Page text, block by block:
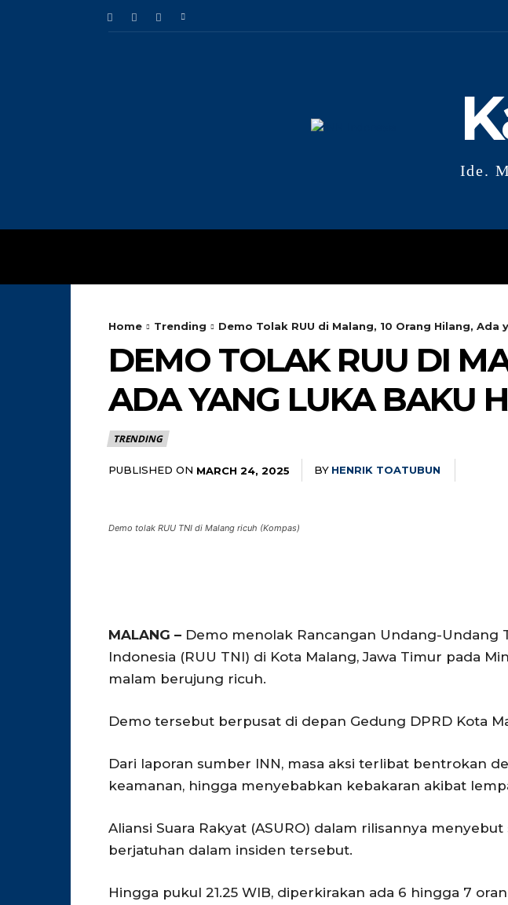
Ide.
Home Trending Demo Tolak RUU di Malang, 10 Orang Hilang, Ada
DEMO TOLAK RUU DI
ADA YANG LUKA BAKU
TRENDING
PUBLISHED ON MARCH 24, 2025 BY HENRIK TOATUBUN
Demo tolak RUU TNI di Malang ricuh (Kompas)
MALANG – Demo menolak Rancangan Undang-Undang
Indonesia (RUU TNI) di Kota Malang, Jawa Timur pada
malam berujung ricuh.
Demo tersebut berpusat di depan Gedung DPRD Kota
Dari laporan sumber INN, masa aksi terlibat bentrokan
keamanan, hingga menyebabkan kebakaran akibat
Aliansi Suara Rakyat (ASURO) dalam rilisannya
berjatuhan dalam insiden tersebut.
Hingga pukul 21.25 WIB, diperkirakan ada 6 hingga 7